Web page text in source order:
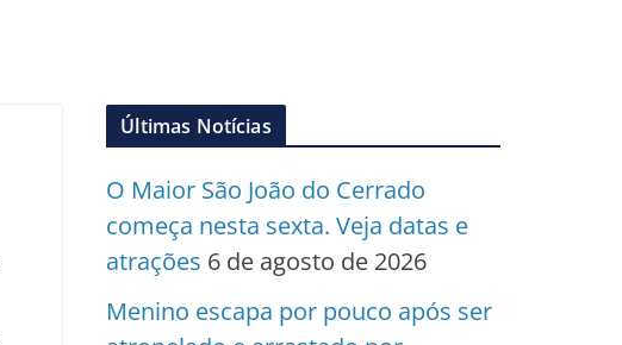
Últimas Notícias
O Maior São João do Cerrado
começa nesta sexta. Veja datas e
atrações 6 de agosto de 2026
Menino escapa por pouco após ser